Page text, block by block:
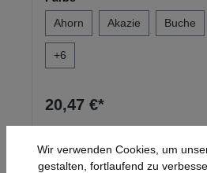
Ahorn
Akazie Buche
+6
20,47 €*
Produktgalerie überspringen
Ähnliche Artikel
Wir verwenden Cookies, um
gestalten, fortlaufend zu